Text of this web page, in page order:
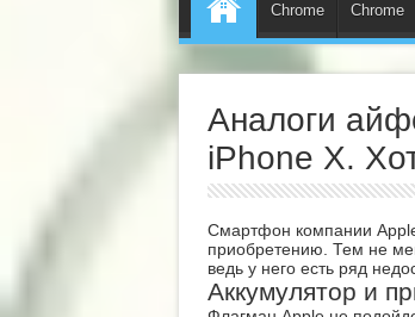
Chrome Chrome
Аналоги
iPhone X.
Смартфон компании
приобретению. Тем не
ведь у него есть ряд
Аккумулятор и